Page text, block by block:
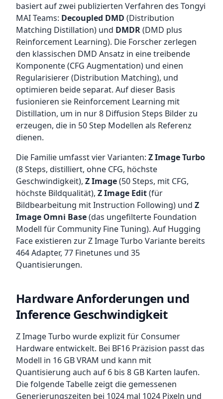
basiert auf zwei publizierten Verfahren des Tongyi
MAI Teams: Decoupled DMD (Distribution
Matching Distillation) und DMDR(DMD plus
Reinforcement Learning). Die Forscher zerlegen
den klassischen DMD Ansatz in eine treibende
Komponente (CFG Augmentation) und einen
Regularisierer (Distribution Matching), und
optimieren beide separat. Auf dieser Basis
fusionieren sie Reinforcement Learning mit
Distillation, um in nur 8 Diffusion Steps Bilder zu
erzeugen, die in 50 Step Modellen als Referenz
dienen.
Die Familie umfasst vier Varianten: Z Image Turbo
(8 Steps, distilliert, ohne CFG, höchste
Geschwindigkeit), Z Image(50 Steps, mit CFG,
höchste Bildqualität), Z Image Edit(für
Bildbearbeitung mit Instruction Following) und Z
Image Omni Base(das ungefilterte Foundation
Modell für Community Fine Tuning). Auf Hugging
Face existieren zur Z Image Turbo Variante bereits
464 Adapter, 77 Finetunes und 35
Quantisierungen.
Hardware Anforderungen und
Inference Geschwindigkeit
Z Image Turbo wurde explizit für Consumer
Hardware entwickelt. Bei BF16 Präzision passt das
Modell in 16 GB VRAM und kann mit
Quantisierung auch auf 6 bis 8 GB Karten laufen.
Die folgende Tabelle zeigt die gemessenen
Generierungszeiten bei 1024 mal 1024 Pixeln und